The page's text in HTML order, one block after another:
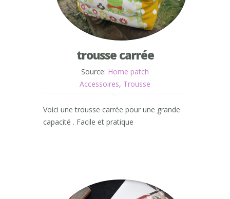
trousse carrée
Source: Home patch
Accessoires, Trousse
Voici une trousse carrée pour une grande
capacité . Facile et pratique